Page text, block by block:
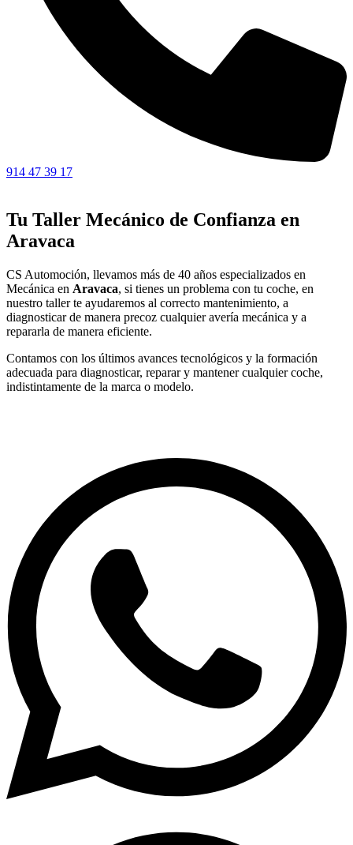
914 47 39 17
Tu Taller Mecánico de Confianza en
Aravaca
CS Automoción, llevamos más de 40 años especializados en
Mecánica en Aravaca, si tienes un problema con tu coche, en
nuestro taller te ayudaremos al correcto mantenimiento, a
diagnosticar de manera precoz cualquier avería mecánica y a
repararla de manera eficiente.
Contamos con los últimos avances tecnológicos y la formación
adecuada para diagnosticar, reparar y mantener cualquier coche,
indistintamente de la marca o modelo.